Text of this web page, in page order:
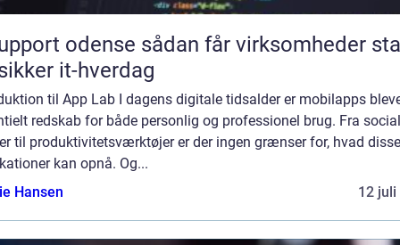
sådan får virksomheder stabil
it-hverdag
til App Lab I dagens digitale tidsalder er mobilapps
redskab for både personlig og professionel brug. Fra
til produktivitetsværktøjer er der ingen grænser for, hvad
kan opnå. Og...
Hansen
12 juli